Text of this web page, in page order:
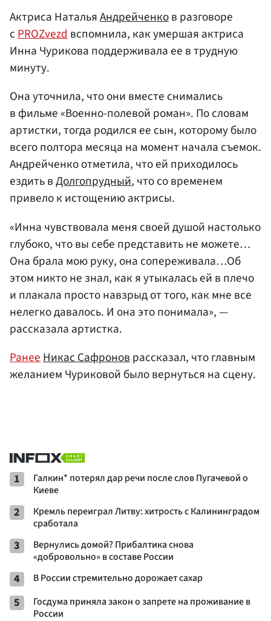
Актриса НатальяАндрейченков разговоре
сPROZvezdвспомнила, как умершая актриса
Инна Чурикова поддерживала ее в трудную
минуту.
Она уточнила, что они вместе снимались
в фильме «Военно-полевой роман». По словам
артистки, тогда родился ее сын, которому было
всего полтора месяца на момент начала съемок.
Андрейченко отметила, что ей приходилось
ездить вДолгопрудный, что со временем
привело к истощению актрисы.
«Инна чувствовала меня своей душой настолько
глубоко, что вы себе представить не можете…
Она брала мою руку, она сопереживала…Об
этом никто не знал, как я утыкалась ей в плечо
и плакала просто навзрыд от того, как мне все
нелегко давалось. И она это понимала», —
рассказала артистка.
РанееНикас Сафроноврассказал, что главным
желанием Чуриковой было вернуться на сцену.
1
Галкин* потерял дар речи после слов Пугачевой о
Киеве
2
Кремль переиграл Литву: хитрость с Калининградом
сработала
3
Вернулись домой? Прибалтика снова
«добровольно» в составе России
4 В России стремительно дорожает сахар
5
Госдума приняла закон о запрете на проживание в
России